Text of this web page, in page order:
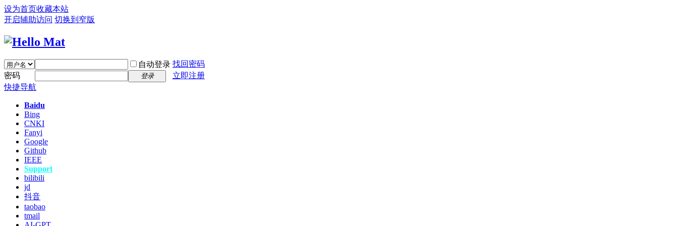
设为首页收藏本站
开启辅助访问 切换到窄版
自动登录 找回密码
密码
登录
立即注册
快捷导航
Baidu
Bing
CNKI
Fanyi
Google
Github
IEEE
Support
bilibili
jd
抖音
taobao
tmail